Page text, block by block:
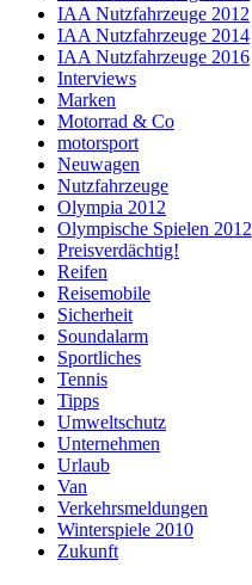
IAA Nutzfahrzeuge 2012
IAA Nutzfahrzeuge 2014
IAA Nutzfahrzeuge 2016
Interviews
Marken
Motorrad & Co
motorsport
Neuwagen
Nutzfahrzeuge
Olympia 2012
Olympische Spielen 2012
Preisverdächtig!
Reifen
Reisemobile
Sicherheit
Soundalarm
Sportliches
Tennis
Tipps
Umweltschutz
Unternehmen
Urlaub
Van
Verkehrsmeldungen
Winterspiele 2010
Zukunft